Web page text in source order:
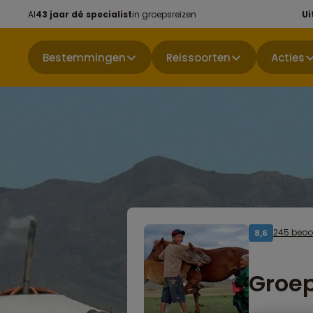
Al43 jaar dé specialistin groepsreizen
Bestemmingen Reissoorten Acties
8,6 245